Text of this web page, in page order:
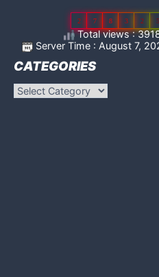
2 7 8 3 2 5
Total views :
Server Time : August 7,
CATEGORIES
Categories